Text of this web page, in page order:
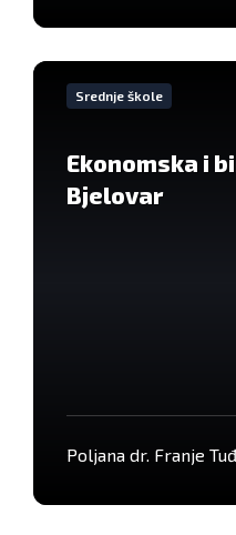
Srednje škole
Ekonomska i
Bjelovar
Poljana dr. Franje
VIše
informacija